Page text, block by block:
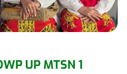
UP MTSN 1